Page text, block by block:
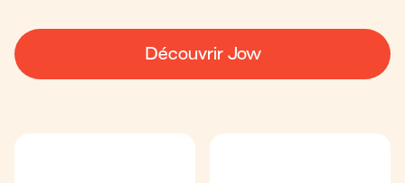
Découvrir Jow